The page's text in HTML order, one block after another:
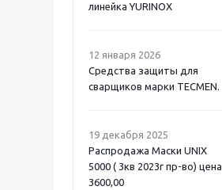
линейка YURINOX
12 января 2026
Средства защиты для
сварщиков марки TECMEN.
19 декабря 2025
Распродажа Маски UNIX
5000 ( 3кв 2023г пр-во) цена
3600,00